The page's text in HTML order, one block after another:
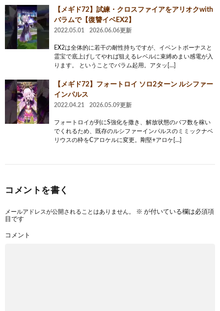
【メギド72】試練・クロスファイアをアリオクwith
バラムで【復讐イベEX2】
2022.05.01 2026.06.06更新
EX2は全体的に若干の耐性持ちですが、イベントボーナスと
霊宝で底上げしてやれば狙えるレベルに束縛めまい感電が入
ります。 ということでバラム起用。アタッ[…]
【メギド72】フォートロイ ソロ2ターン ルシファー
インパルス
2022.04.21 2026.05.09更新
フォートロイが列にS強化を撒き、解放状態のバフ数を稼い
でくれるため、既存のルシファーインパルスのミミックナベ
リウスの枠をCアロケルに変更。剛堅+アロケ[…]
コメントを書く
メールアドレスが公開されることはありません。 ※ が付いている欄は必須項
目です
コメント